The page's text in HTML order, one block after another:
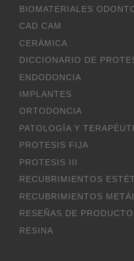
BIOMATERIALES
CAD CAM
CERÁMICA
DICCIONARIO DE
ENDODONCIA
IMPLANTES
ORTODONCIA
PATOLOGÍA Y
PROTESIS FIJA
PROTESIS III
RECUBRIMIENTOS
RECUBRIMIENTOS
RESEÑAS DE
RESINA